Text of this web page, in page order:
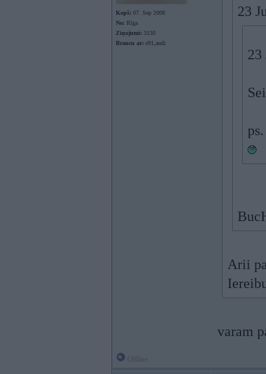
Kopš: 07. Sep 2008
No: Rīga
Ziņojumi: 3130
Braucu ar: e91,audi
23
23
Arii
varam